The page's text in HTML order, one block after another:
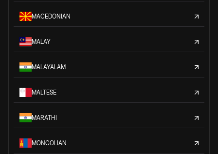
MACEDONIAN
MALAY
MALAYALAM
MALTESE
MARATHI
MONGOLIAN